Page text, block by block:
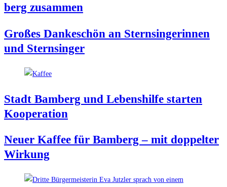
berg zusammen
Gro­ßes Dan­ke­schön an Stern­sin­ge­rin­nen
und Sternsinger
Stadt Bam­berg und Lebens­hil­fe star­ten
Kooperation
Neu­er Kaf­fee für Bam­berg – mit dop­pel­ter
Wirkung